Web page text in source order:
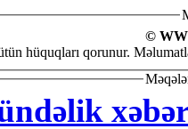
©
hüquqları qorunur.